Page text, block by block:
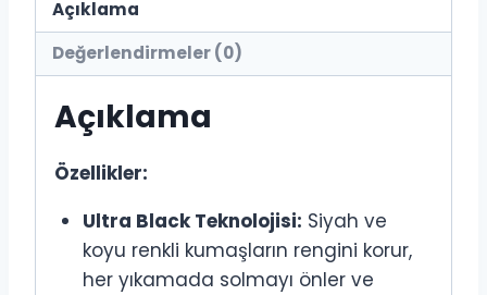
Açıklama
Değerlendirmeler (0)
Açıklama
Özellikler:
Ultra Black Teknolojisi: Siyah ve
koyu renkli kumaşların rengini korur,
her yıkamada solmayı önler ve